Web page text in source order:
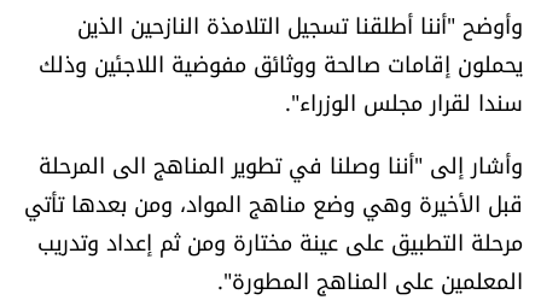
وأوضح "أننا أطلقنا تسجيل التلامذة النازحين الذين
يحملون إقامات صالحة ووثائق مفوضية اللاجئين وذلك
سندا لقرار مجلس الوزراء".
وأشار إلى "أننا وصلنا في تطوير المناهج الى المرحلة
قبل الأخيرة وهي وضع مناهج المواد، ومن بعدها تأتي
مرحلة التطبيق على عينة مختارة ومن ثم إعداد وتدريب
المعلمين على المناهج المطورة".